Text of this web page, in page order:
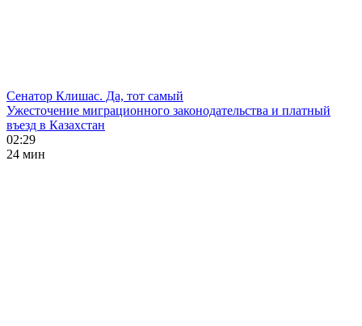
Сенатор Клишас. Да, тот самый
Ужесточение миграционного законодательства и платный
въезд в Казахстан
02:29
24 мин